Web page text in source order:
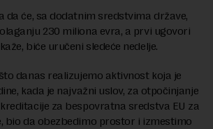
da će, sa dodatnim sredstvima države,
230 miliona evra, a prvi ugovori
biće uručeni sledeće nedelje.
danas realizujemo aktivnost koja je
kada je najvažni uslov, za otpočinjanje
za bespovratna sredstva EU za
bio da obezbedimo prostor i izmestimo